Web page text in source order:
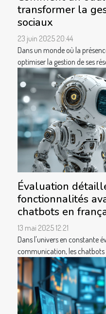
transformer la
sociaux
23 juin 2025 20:44
Dans un monde où la
optimiser la gestion de ses
Évaluation
fonctionnalités
chatbots en
13 mai 2025 12:21
Dans l'univers en constante
communication, les chatbots